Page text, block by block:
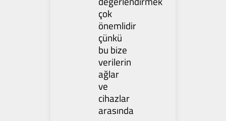
çok
önemlidir
çünkü
bu bize
verilerin
ağlar
ve
cihazlar
arasında